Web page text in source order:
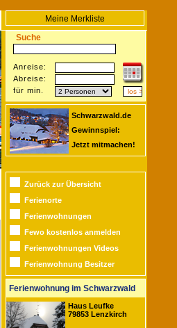
Meine Merkliste
Suche
Anreise:
Abreise:
für min.
Schwarzwald.de
Gewinnspiel:
Jetzt mitmachen!
Zurück zur Übersicht
Ferienorte
Ferienwohnungen
Fewo kostenlos anmelden
Ferienwohnungen Videos
Ferienwohnung Besitzer
Ferienwohnung im Schwarzwald
Haus Leufke
79853 Lenzkirch